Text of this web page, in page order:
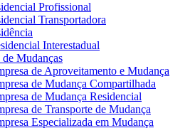
Profissional
Transportadora
Interestadual
Mudanças
de Aproveitamento e Mudança
de Mudança Compartilhada
de Mudança Residencial
de Transporte de Mudança
Especializada em Mudança